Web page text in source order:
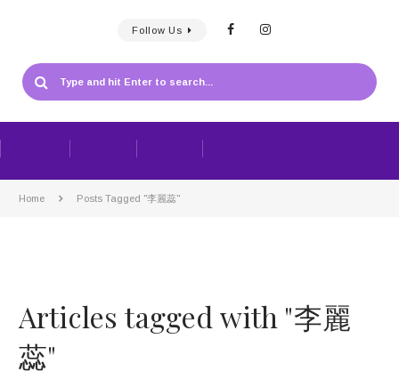
Follow Us
Home Posts Tagged "李麗蕊"
Articles tagged with "李麗
蕊"